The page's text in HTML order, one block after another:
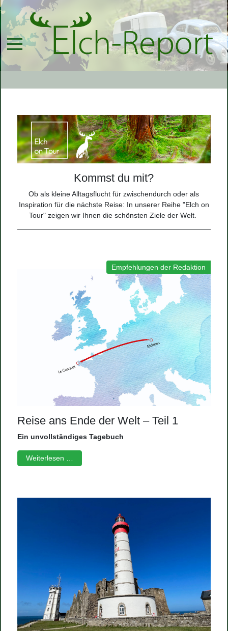
Kommst du mit?
Ob als kleine Alltagsflucht für zwischendurch oder als
Inspiration für die nächste Reise: In unserer Reihe "Elch on
Tour" zeigen wir Ihnen die schönsten Ziele der Welt.
Empfehlungen der Redaktion
Reise ans Ende der Welt – Teil 1
Ein unvollständiges Tagebuch
Weiterlesen …